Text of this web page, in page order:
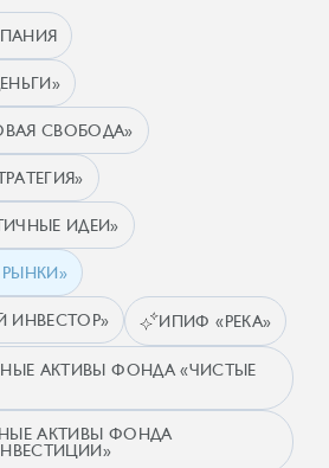
СВОБОДА»
ИДЕИ»
ИНВЕСТОР» ИПИФ «РЕКА»
АКТИВЫ ФОНДА «ЧИСТЫЕ
АКТИВЫ ФОНДА